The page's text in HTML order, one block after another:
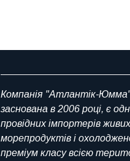
Компанія "Атлантік-
заснована в 2006 році, є
провідних імпортерів живих
морепродуктів і
преміум класу всією